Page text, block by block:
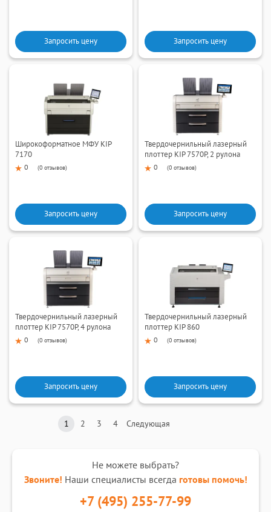
Запросить цену Запросить цену
Широкоформатное МФУ KIP
7170
0 (0 отзывов)
Запросить цену
Твердочернильный лазерный
плоттер KIP 7570P, 2 рулона
0 (0 отзывов)
Запросить цену
Твердочернильный лазерный
плоттер KIP 7570P, 4 рулона
0 (0 отзывов)
Запросить цену
Твердочернильный лазерный
плоттер KIP 860
0 (0 отзывов)
Запросить цену
1 2 3 4 Следующая
Не можете выбрать?
Звоните! Наши специалисты всегда готовы помочь!
+7 (495) 255-77-99